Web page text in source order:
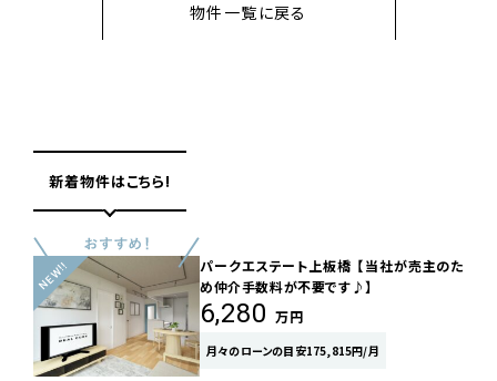
物件一覧に戻る
新着物件はこちら!
パークエステート上板橋 【当社が売主のた
め仲介手数料が不要です♪】
6,280 万円
月々のローンの目安175,815円/月